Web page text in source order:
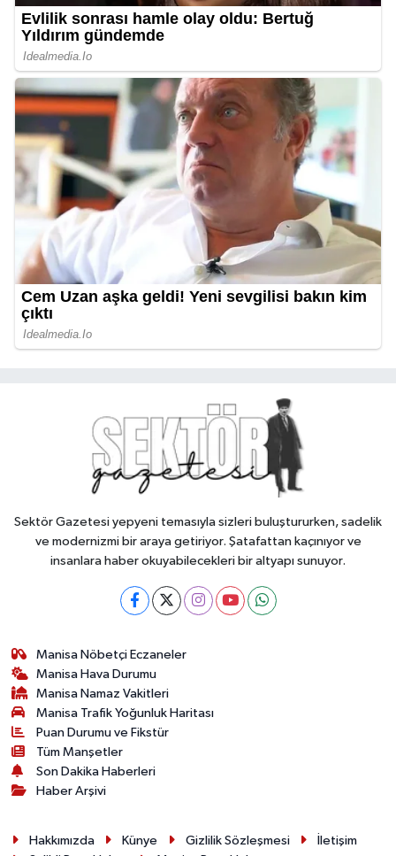
Sektör Gazetesi yepyeni temasıyla sizleri buluştururken, sadelik
ve modernizmi bir araya getiriyor. Şatafattan kaçınıyor ve
insanlara haber okuyabilecekleri bir altyapı sunuyor.
Manisa Nöbetçi Eczaneler
Manisa Hava Durumu
Manisa Namaz Vakitleri
Manisa Trafik Yoğunluk Haritası
Puan Durumu ve Fikstür
Tüm Manşetler
Son Dakika Haberleri
Haber Arşivi
Hakkımızda Künye Gizlilik Sözleşmesi
İletişim